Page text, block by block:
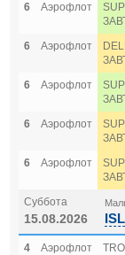
6
Аэрофлот
6
Аэрофлот
6
Аэрофлот
6
Аэрофлот
6
Аэрофлот
Суббота
15.08.2026
4 Аэрофлот